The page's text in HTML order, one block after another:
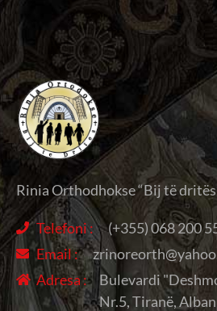
Rinia Orthodhokse “Bij të
Telefoni :
(+355) 068 200
Email :
Adresa :
Bulevardi
Nr.5, Tiranë,